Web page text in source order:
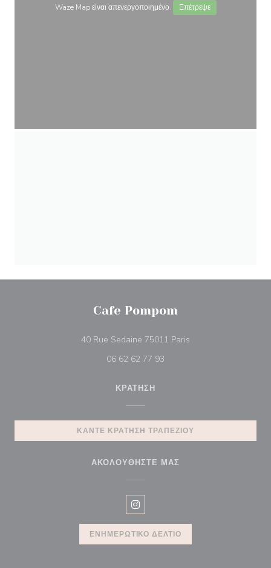
Waze Map είναι απενεργοποιημένο. Επέτρεψε
Cafe Pompom
40 Rue Sedaine 75011 Paris
06 62 62 77 93
ΚΡΆΤΗΣΗ
ΚΆΝΤΕ ΚΡΆΤΗΣΗ ΤΡΑΠΕΖΙΟΎ
ΑΚΟΛΟΥΘΉΣΤΕ ΜΑΣ
Instagram ((ανοίγει σε νέο
ΕΝΗΜΕΡΩΤΙΚΌ ΔΕΛΤΊΟ